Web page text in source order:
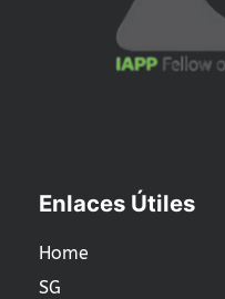
Enlaces Útiles
Home
SG